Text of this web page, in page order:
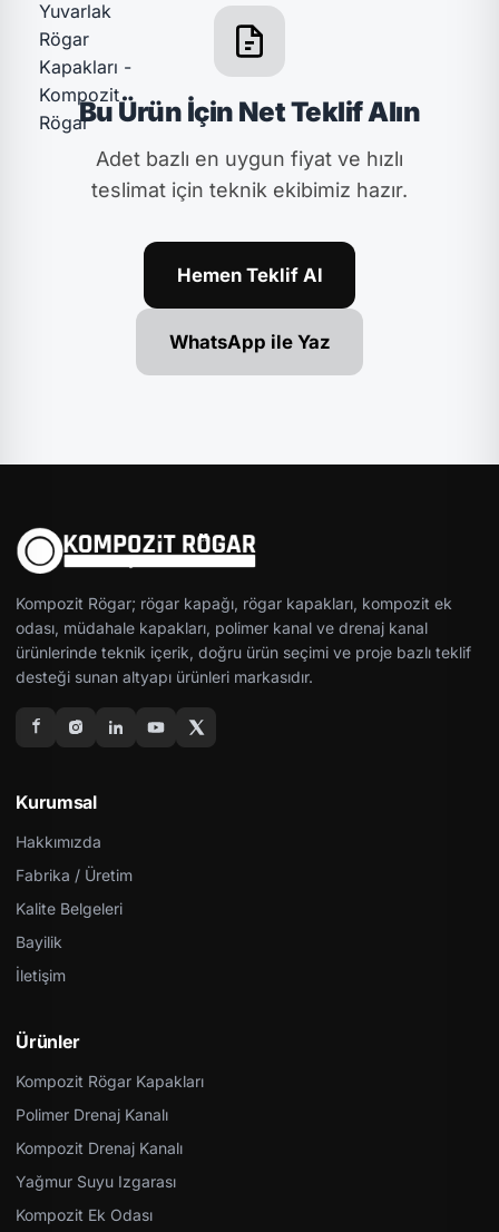
Bu Ürün İçin Net Teklif Alın
Adet bazlı en uygun fiyat ve hızlı
teslimat için teknik ekibimiz hazır.
Hemen Teklif Al
WhatsApp ile Yaz
Kompozit Rögar; rögar kapağı, rögar kapakları, kompozit ek
odası, müdahale kapakları, polimer kanal ve drenaj kanal
ürünlerinde teknik içerik, doğru ürün seçimi ve proje bazlı teklif
desteği sunan altyapı ürünleri markasıdır.
Kurumsal
Hakkımızda
Fabrika / Üretim
Kalite Belgeleri
Bayilik
İletişim
Ürünler
Kompozit Rögar Kapakları
Polimer Drenaj Kanalı
Kompozit Drenaj Kanalı
Yağmur Suyu Izgarası
Kompozit Ek Odası